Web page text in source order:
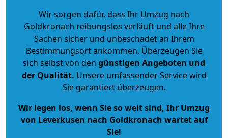
Wir sorgen dafür, dass Ihr Umzug nach
Goldkronach reibungslos verläuft und alle Ihre
Sachen sicher und unbeschadet an Ihrem
Bestimmungsort ankommen. Überzeugen Sie
sich selbst von den günstigen Angeboten und
der Qualität. Unsere umfassender Service wird
Sie garantiert überzeugen.
Wir legen los, wenn Sie so weit sind, Ihr Umzug
von Leverkusen nach Goldkronach wartet auf
Sie!